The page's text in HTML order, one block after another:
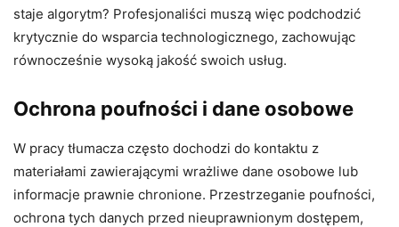
staje algorytm? Profesjonaliści muszą więc podchodzić
krytycznie do wsparcia technologicznego, zachowując
równocześnie wysoką jakość swoich usług.
Ochrona poufności i dane osobowe
W pracy tłumacza często dochodzi do kontaktu z
materiałami zawierającymi wrażliwe dane osobowe lub
informacje prawnie chronione. Przestrzeganie poufności,
ochrona tych danych przed nieuprawnionym dostępem,